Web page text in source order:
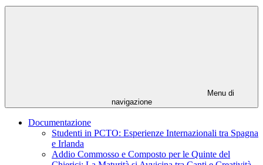
Menu di
navigazione
Documentazione
Studenti in PCTO: Esperienze Internazionali tra Spagna
e Irlanda
Addio Commosso e Composto per le Quinte del